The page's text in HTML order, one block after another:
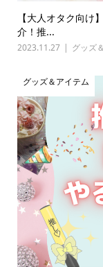
【大人オタク向け
介！推...
2023.11.27 グッズ
グッズ＆アイテム